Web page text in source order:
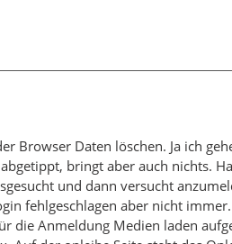
Browser Daten löschen. Ja ich
bringt aber auch nichts.
und dann versucht
fehlgeschlagen aber nicht
die Anmeldung Medien laden